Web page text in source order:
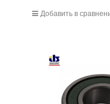
Добавить в